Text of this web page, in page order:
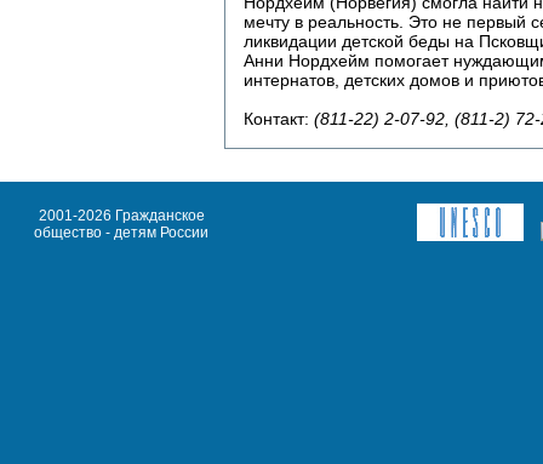
мечту в реальность. Это не первый
ликвидации детской беды на
Анни Нордхейм помогает
интернатов, детских домов и
Контакт: (811-22) 2-07-92, (811-2)
2001-2026 Гражданское
общество - детям России